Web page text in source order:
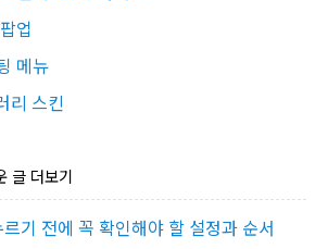
업
메뉴
리 스킨
글 더보기
기 전에 꼭 확인해야 할 설정과 순서